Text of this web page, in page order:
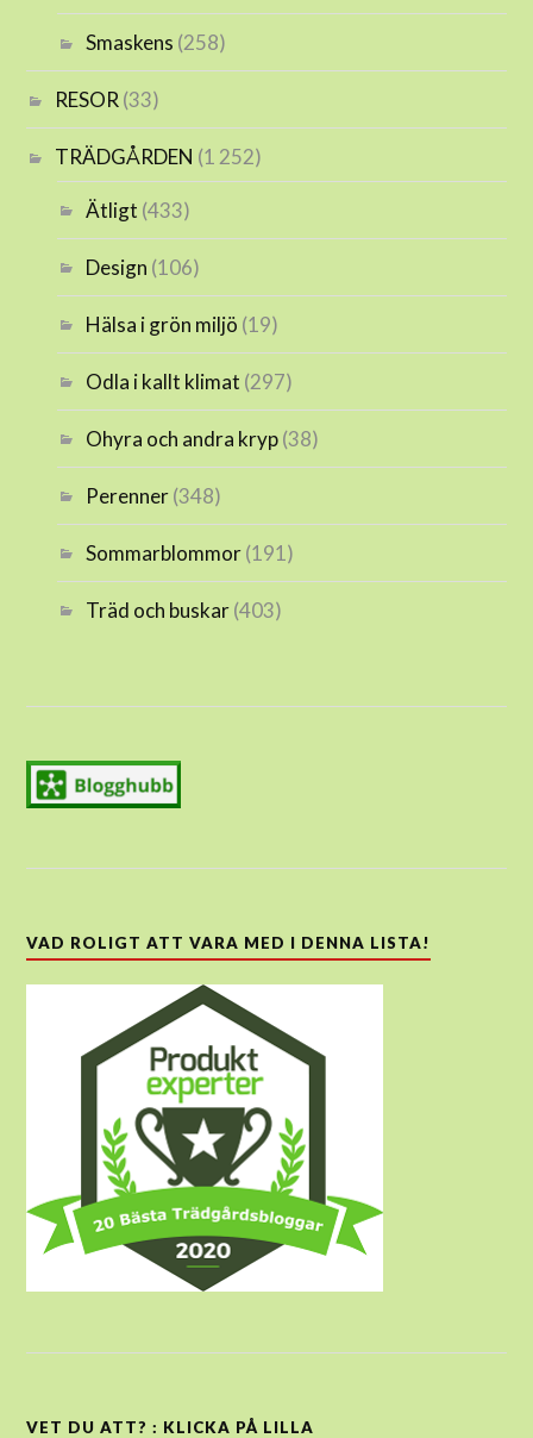
Smaskens (258)
RESOR (33)
TRÄDGÅRDEN (1 252)
Ätligt (433)
Design (106)
Hälsa i grön miljö (19)
Odla i kallt klimat (297)
Ohyra och andra kryp(38)
Perenner(348)
Sommarblommor(191)
Träd och buskar(403)
VAD ROLIGT ATT VARA MED I DENNA LISTA!
VET DU ATT? : KLICKA PÅ LILLA